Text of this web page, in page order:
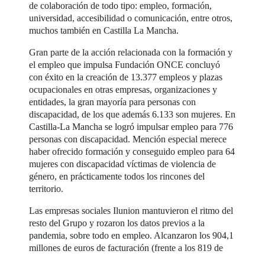
de colaboración de todo tipo: empleo, formación,
universidad, accesibilidad o comunicación, entre otros,
muchos también en Castilla La Mancha.
Gran parte de la acción relacionada con la formación y
el empleo que impulsa Fundación ONCE concluyó
con éxito en la creación de 13.377 empleos y plazas
ocupacionales en otras empresas, organizaciones y
entidades, la gran mayoría para personas con
discapacidad, de los que además 6.133 son mujeres. En
Castilla-La Mancha se logró impulsar empleo para 776
personas con discapacidad. Mención especial merece
haber ofrecido formación y conseguido empleo para 64
mujeres con discapacidad víctimas de violencia de
género, en prácticamente todos los rincones del
territorio.
Las empresas sociales Ilunion mantuvieron el ritmo del
resto del Grupo y rozaron los datos previos a la
pandemia, sobre todo en empleo. Alcanzaron los 904,1
millones de euros de facturación (frente a los 819 de